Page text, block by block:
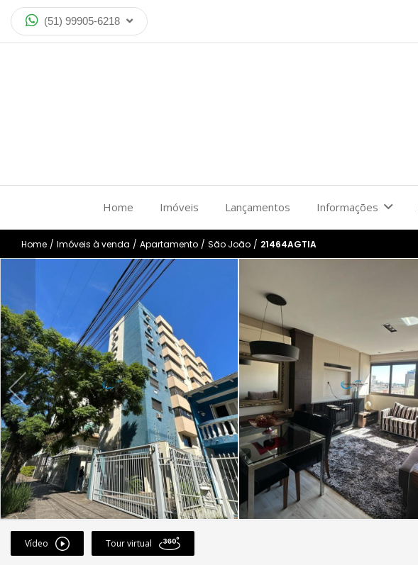
(51) 99905-6218
Home Imóveis Lançamentos Informações
Home / Imóveis à venda / Apartamento / São João / 21464AGTIA
Vídeo Tour virtual